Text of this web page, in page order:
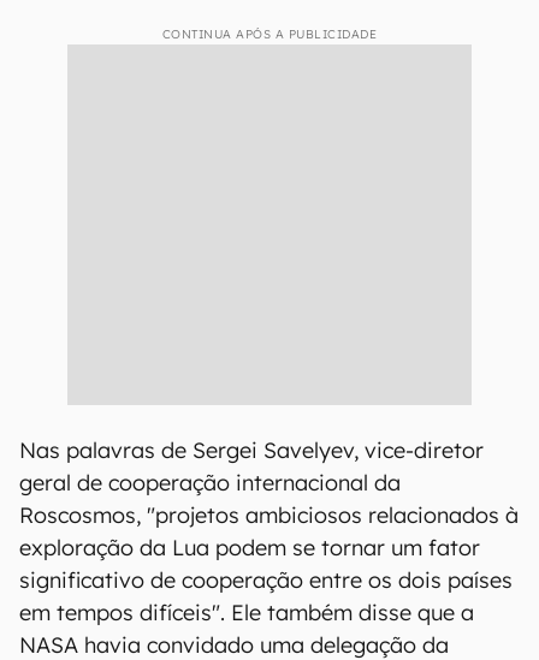
CONTINUA APÓS A PUBLICIDADE
Nas palavras de Sergei Savelyev, vice-diretor
geral de cooperação internacional da
Roscosmos, "projetos ambiciosos relacionados à
exploração da Lua podem se tornar um fator
significativo de cooperação entre os dois países
em tempos difíceis". Ele também disse que a
NASA havia convidado uma delegação da